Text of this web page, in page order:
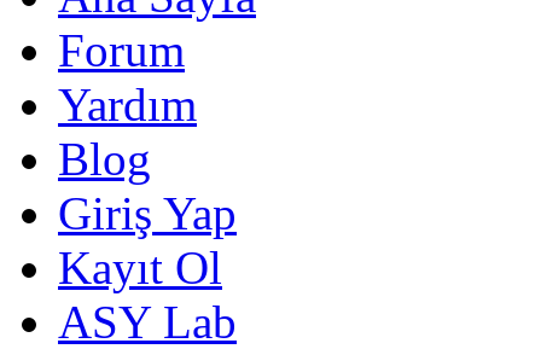
Forum
Yardım
Blog
Giriş Yap
Kayıt Ol
ASY Lab